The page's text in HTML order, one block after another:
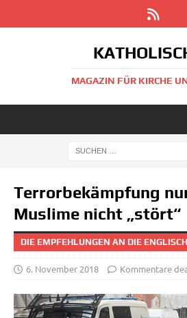
MAGAZIN FÜR KIRCHE
Terrorbekämpfung
Muslime nicht „stört“
DIE EMPFEHLUNGEN AN DIE
6. November 2018 Kommentare